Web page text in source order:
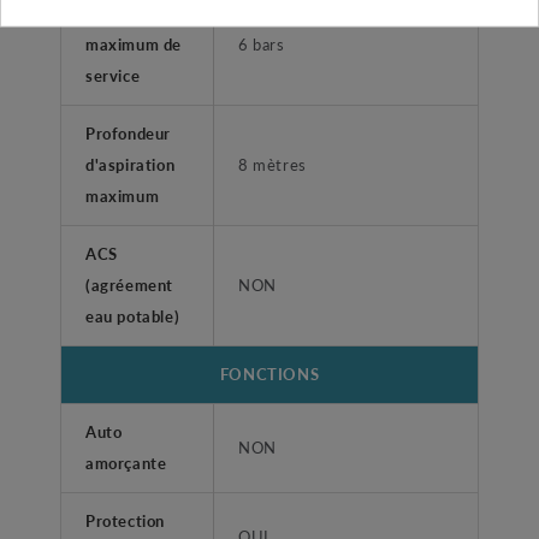
maximum de
service
6 bars
Profondeur
d'aspiration
maximum
8 mètres
ACS
(agréement
eau potable)
NON
FONCTIONS
Auto
amorçante
NON
Protection